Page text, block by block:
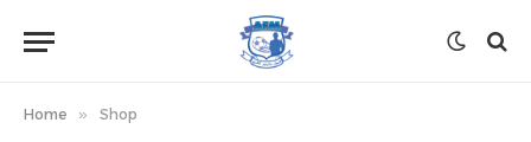
Home » Shop